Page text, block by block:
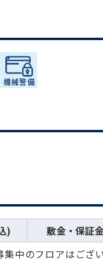
) 敷金・保証
集中のフロアはござ